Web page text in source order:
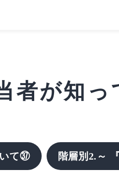
者が知
て㊲ 階層別2.～